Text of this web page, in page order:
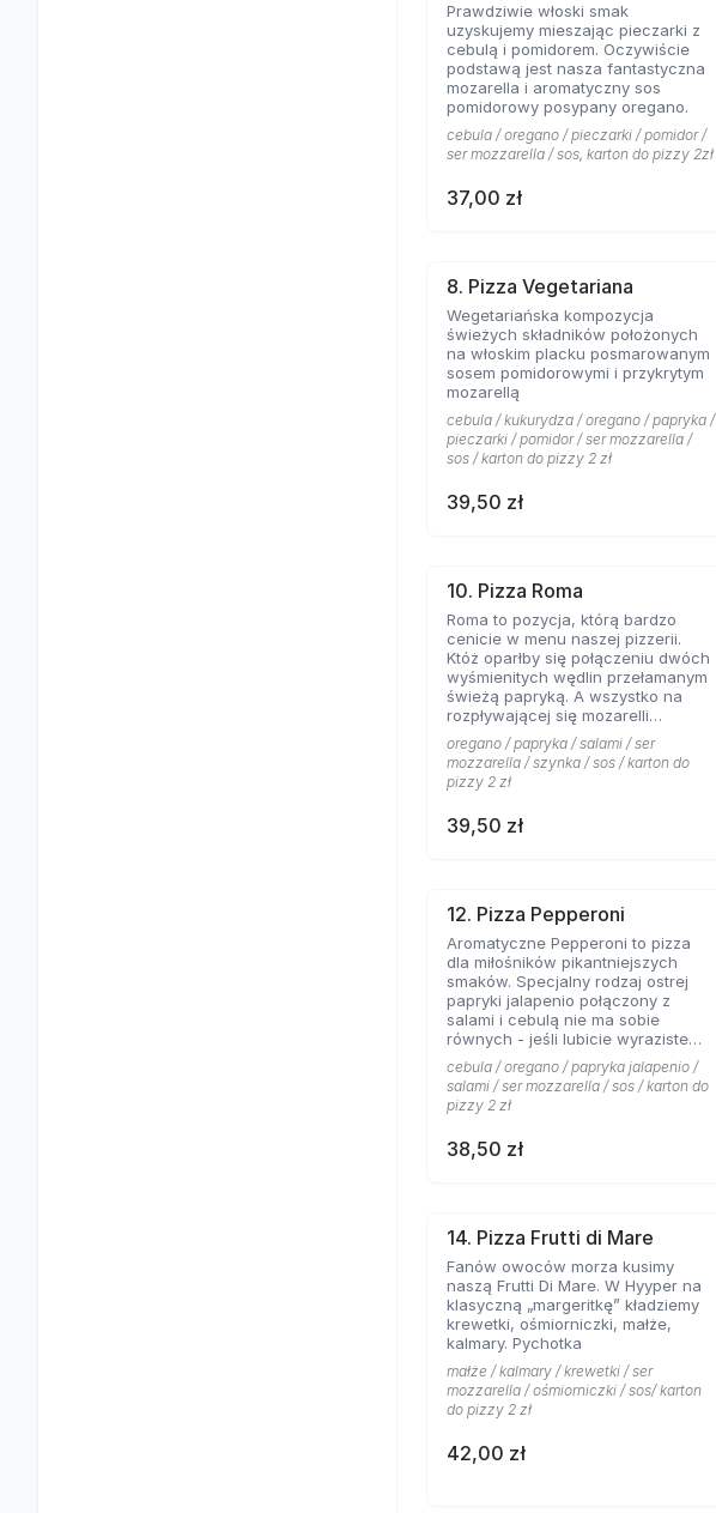
Prawdziwie włoski smak
uzyskujemy mieszając pieczarki z
cebulą i pomidorem. Oczywiście
podstawą jest nasza fantastyczna
mozarella i aromatyczny sos
pomidorowy posypany oregano.
cebula / oregano / pieczarki / pomidor /
ser mozzarella / sos, karton do pizzy 2zł
37,00 zł
8. Pizza Vegetariana
Wegetariańska kompozycja
świeżych składników położonych
na włoskim placku posmarowanym
sosem pomidorowymi i przykrytym
mozarellą
cebula / kukurydza / oregano / papryka /
pieczarki / pomidor / ser mozzarella /
sos / karton do pizzy 2 zł
39,50 zł
10. Pizza Roma
Roma to pozycja, którą bardzo
cenicie w menu naszej pizzerii.
Któż oparłby się połączeniu dwóch
wyśmienitych wędlin przełamanym
świeżą papryką. A wszystko na
rozpływającej się mozarelli
posypanej oregano.
oregano / papryka / salami / ser
mozzarella / szynka / sos / karton do
pizzy 2 zł
39,50 zł
12. Pizza Pepperoni
Aromatyczne Pepperoni to pizza
dla miłośników pikantniejszych
smaków. Specjalny rodzaj ostrej
papryki jalapenio połączony z
salami i cebulą nie ma sobie
równych - jeśli lubicie wyraziste
składniki na roztopionej mozarelli.
cebula / oregano / papryka jalapenio /
salami / ser mozzarella / sos / karton do
pizzy 2 zł
38,50 zł
14. Pizza Frutti di Mare
Fanów owoców morza kusimy
naszą Frutti Di Mare. W Hyyper na
klasyczną „margeritkę” kładziemy
krewetki, ośmiorniczki, małże,
kalmary. Pychotka
małże / kalmary / krewetki / ser
mozzarella / ośmiorniczki / sos/ karton
do pizzy 2 zł
42,00 zł